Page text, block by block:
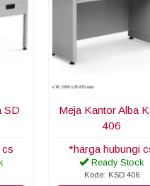
SD
cs
Meja Kantor Alba
406
*harga hubungi
Ready Stock
Kode: KSD 406